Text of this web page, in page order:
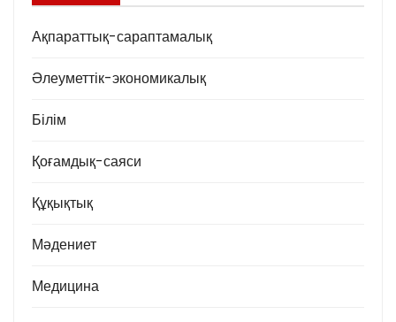
Ақпараттық-сараптамалық
Әлеуметтік-экономикалық
Білім
Қоғамдық-саяси
Құқықтық
Мәдениет
Медицина